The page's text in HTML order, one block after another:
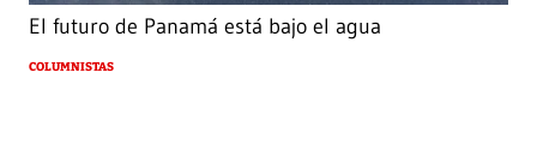
El futuro de Panamá está bajo el agua
COLUMNISTAS